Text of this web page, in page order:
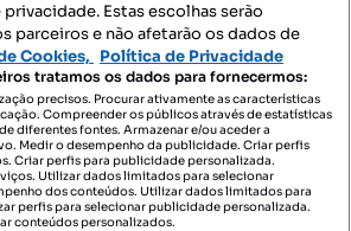
SIGA-NOS:
DESCARREGAR NA:
Estas escolhas serão
parceiros e não afetarão os dados de
Cookies, Política de Privacidade
tratamos os dados para fornecermos:
precisos. Procurar ativamente as características
Compreender os públicos através de estatísticas
diferentes fontes. Armazenar e/ou aceder a
Medir o desempenho da publicidade. Criar perfis
Criar perfis para publicidade personalizada.
Utilizar dados limitados para selecionar
dos conteúdos. Utilizar dados limitados para
perfis para selecionar publicidade personalizada.
conteúdos personalizados.